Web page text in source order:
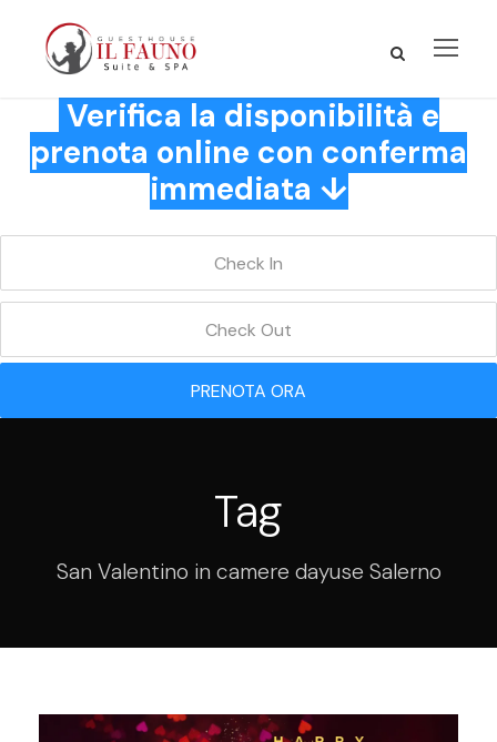
Verifica la disponibilità e
prenota online con conferma
immediata ↓
PRENOTA ORA
Tag
San Valentino in camere dayuse Salerno